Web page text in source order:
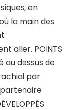
en
la main des
aller. POINTS
au dessus de
par